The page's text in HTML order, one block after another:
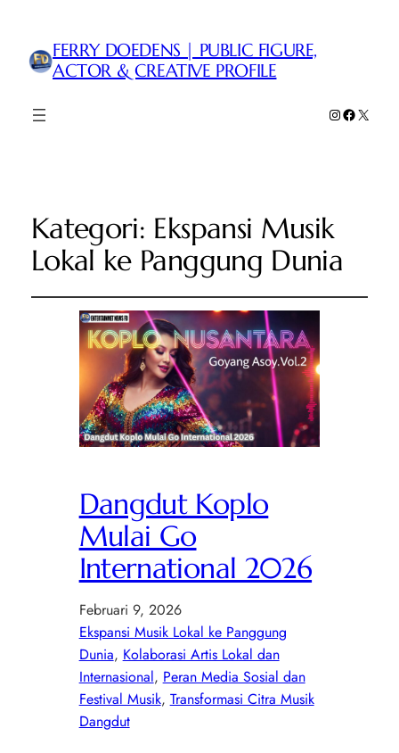
FERRY DOEDENS | PUBLIC FIGURE,
ACTOR & CREATIVE PROFILE
Instagram
Facebook
X
Kategori: Ekspansi Musik
Lokal ke Panggung Dunia
Dangdut Koplo
Mulai Go
International 2026
Februari 9, 2026
Ekspansi Musik Lokal ke Panggung
Dunia, Kolaborasi Artis Lokal dan
Internasional, Peran Media Sosial dan
Festival Musik, Transformasi Citra Musik
Dangdut